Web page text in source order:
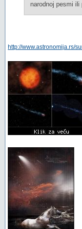
narodnoj pesmi
http://www.astronomija.rs/